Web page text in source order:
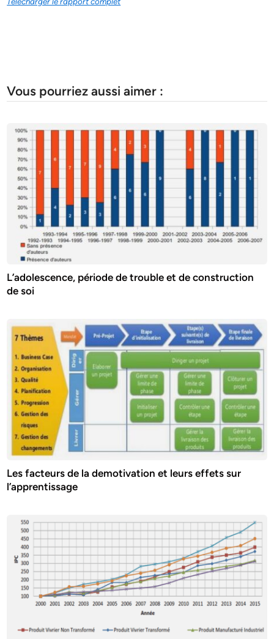
Vous pourriez aussi aimer :
L’adolescence, période de trouble et de construction
de soi
Les facteurs de la demotivation et leurs effets sur
l’apprentissage